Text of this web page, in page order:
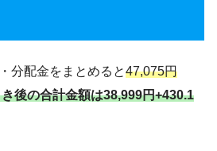
分配金をまとめると47,075円
後の合計金額は38,999円+430.1